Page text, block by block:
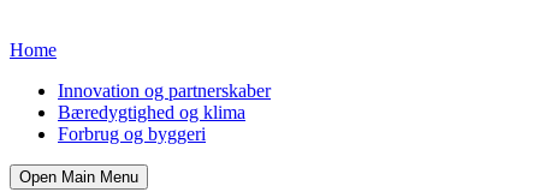
Home
Innovation og partnerskaber
Bæredygtighed og klima
Forbrug og byggeri
Open Main Menu